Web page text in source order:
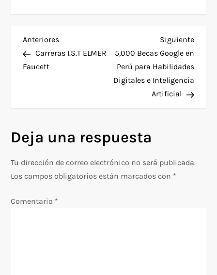
N
a
g
a
c
i
Entrada
anterior
Anteriores
Carreras I.S.T ELMER
Faucett
Siguiente
5,000 Becas Google en
Perú para Habilidades
Digitales e Inteligencia
Artificial
Deja una respuesta
Tu dirección de correo electrónico no será publicada.
Los campos obligatorios están marcados con *
Comentario *